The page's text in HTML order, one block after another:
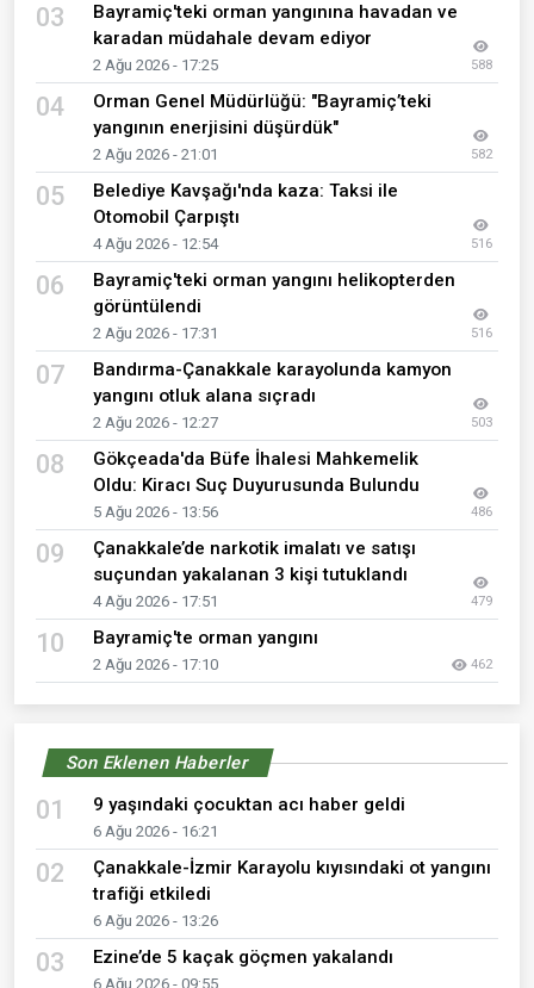
03
Bayramiç'teki orman yangınına havadan ve
karadan müdahale devam ediyor
2 Ağu 2026 - 17:25 588
04
Orman Genel Müdürlüğü: "Bayramiç’teki
yangının enerjisini düşürdük"
2 Ağu 2026 - 21:01 582
05
Belediye Kavşağı'nda kaza: Taksi ile
Otomobil Çarpıştı
4 Ağu 2026 - 12:54 516
06
Bayramiç'teki orman yangını helikopterden
görüntülendi
2 Ağu 2026 - 17:31 516
07
Bandırma-Çanakkale karayolunda kamyon
yangını otluk alana sıçradı
2 Ağu 2026 - 12:27 503
08
Gökçeada'da Büfe İhalesi Mahkemelik
Oldu: Kiracı Suç Duyurusunda Bulundu
5 Ağu 2026 - 13:56 486
09
Çanakkale’de narkotik imalatı ve satışı
suçundan yakalanan 3 kişi tutuklandı
4 Ağu 2026 - 17:51 479
10 Bayramiç'te orman yangını
2 Ağu 2026 - 17:10 462
Son Eklenen Haberler
01 9 yaşındaki çocuktan acı haber geldi
6 Ağu 2026 - 16:21
02
Çanakkale-İzmir Karayolu kıyısındaki ot yangını
trafiği etkiledi
6 Ağu 2026 - 13:26
03 Ezine’de 5 kaçak göçmen yakalandı
6 Ağu 2026 - 09:55